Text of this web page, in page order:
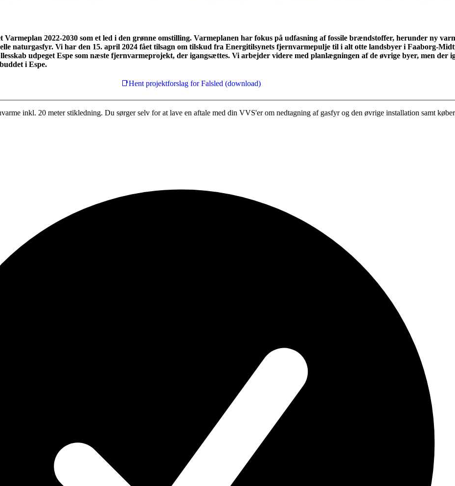
2022-2030 som et led i den grønne omstilling. Varmeplanen har fokus på udfasning af fossile brændstoffer, herunder ny
naturgasfyr. Vi har den 15. april 2024 fået tilsagn om tilskud fra Energitilsynets fjernvarmepulje til i alt otte landsbyer i Faaborg-
udpeget Espe som næste fjernvarmeprojekt, der igangsættes. Vi arbejder videre med planlægningen af de øvrige byer, men der
i Espe.
📑Hent projektforslag for Falsled (download)
inkl. 20 meter stikledning. Du sørger selv for at lave en aftale med din VVS'er om nedtagning af gasfyr og den øvrige installation samt